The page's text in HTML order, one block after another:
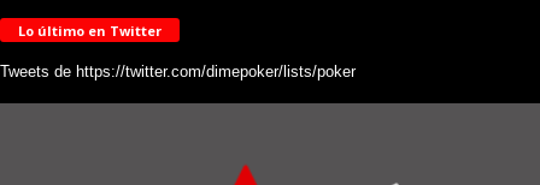
Lo último en Twitter
Tweets de https://twitter.com/dimepoker/lists/poker